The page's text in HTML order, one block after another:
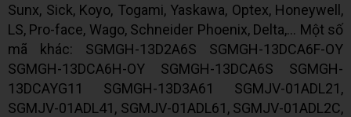
Sunx, Sick, Koyo, Togami, Yaskawa, Optex, Honeywell,
LS, Pro-face, Wago, Schneider Phoenix, Delta,... Một số
mã khác: SGMGH-13D2A6S SGMGH-13DCA6F-OY
SGMGH-13DCA6H-OY SGMGH-13DCA6S SGMGH-
13DCAYG11 SGMGH-13D3A61 SGMJV-01ADL21,
SGMJV-01ADL41, SGMJV-01ADL61, SGMJV-01ADL2C,